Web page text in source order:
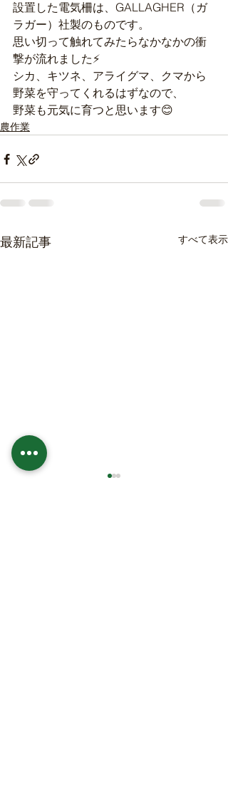
設置した電気柵は、GALLAGHER（ガ
ラガー）社製のものです。
思い切って触れてみたらなかなかの衝
撃が流れました⚡️
シカ、キツネ、アライグマ、クマから
野菜を守ってくれるはずなので、
野菜も元気に育つと思います😊
農作業
最新記事 すべて表示